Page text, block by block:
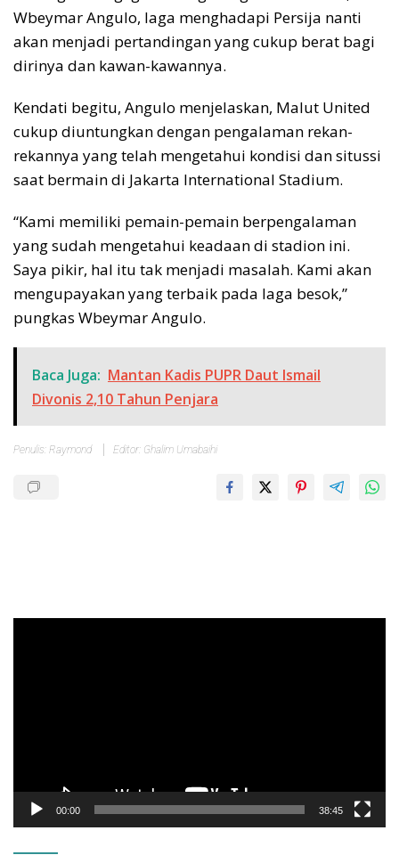
Wbeymar Angulo, laga menghadapi Persija nanti
akan menjadi pertandingan yang cukup berat bagi
dirinya dan kawan-kawannya.
Kendati begitu, Angulo menjelaskan, Malut United
cukup diuntungkan dengan pengalaman rekan-
rekannya yang telah mengetahui kondisi dan situssi
saat bermain di Jakarta International Stadium.
“Kami memiliki pemain-pemain berpengalaman
yang sudah mengetahui keadaan di stadion ini.
Saya pikir, hal itu tak menjadi masalah. Kami akan
mengupayakan yang terbaik pada laga besok,”
pungkas Wbeymar Angulo.
Baca Juga: Mantan Kadis PUPR Daut Ismail
Divonis 2,10 Tahun Penjara
Penulis: Raymond Editor: Ghalim Umabaihi
00:00 38:45